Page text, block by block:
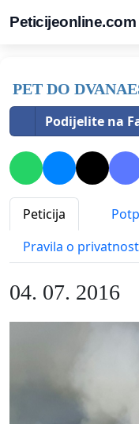
Peticijeonline.com
PET DO
Podijelite na
Peticija
Pravila o
04. 07. 2016